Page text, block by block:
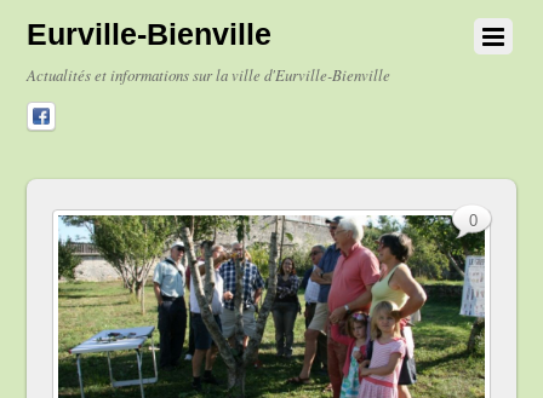
Eurville-Bienville
Actualités et informations sur la ville d'Eurville-Bienville
0